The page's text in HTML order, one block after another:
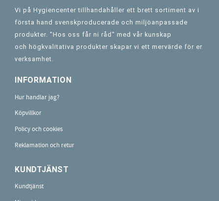
Vi på Hygiencenter tillhandahåller ett brett sortiment av i
första hand svenskproducerade och miljöanpassade
produkter. "Hos oss får ni råd" med vår kunskap
och högkvalitativa produkter skapar vi ett mervärde för er
verksamhet.
INFORMATION
Hur handlar jag?
Köpvillkor
Policy och cookies
Reklamation och retur
KUNDTJÄNST
Kundtjänst